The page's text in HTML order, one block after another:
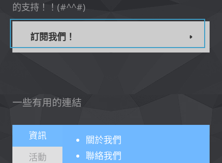
的支持！！(#^^#)
訂閱我們！
一些有用的連結
資訊
活動
關於我們
聯絡我們